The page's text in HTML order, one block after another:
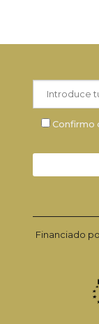
Confirmo
Financiado